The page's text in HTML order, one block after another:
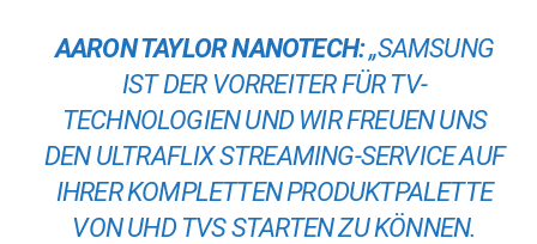
AARON TAYLOR NANOTECH:„SAMSUNG
IST DER VORREITER FÜR TV-
TECHNOLOGIEN UND WIR FREUEN UNS
DEN ULTRAFLIX STREAMING-SERVICE AUF
IHRER KOMPLETTEN PRODUKTPALETTE
VON UHD TVS STARTEN ZU KÖNNEN.